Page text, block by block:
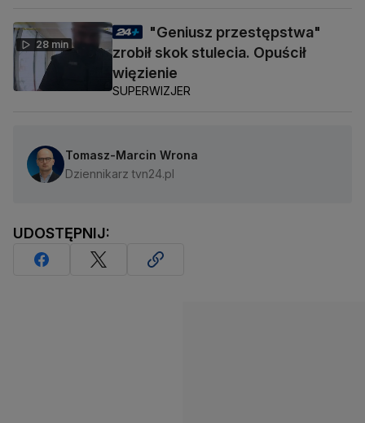
28 min
"Geniusz przestępstwa"
zrobił skok stulecia. Opuścił
więzienie
SUPERWIZJER
Tomasz-Marcin Wrona
Dziennikarz tvn24.pl
UDOSTĘPNIJ: